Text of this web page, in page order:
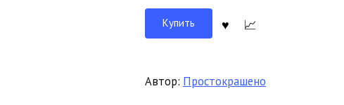
Купить
Автор: Простокрашено